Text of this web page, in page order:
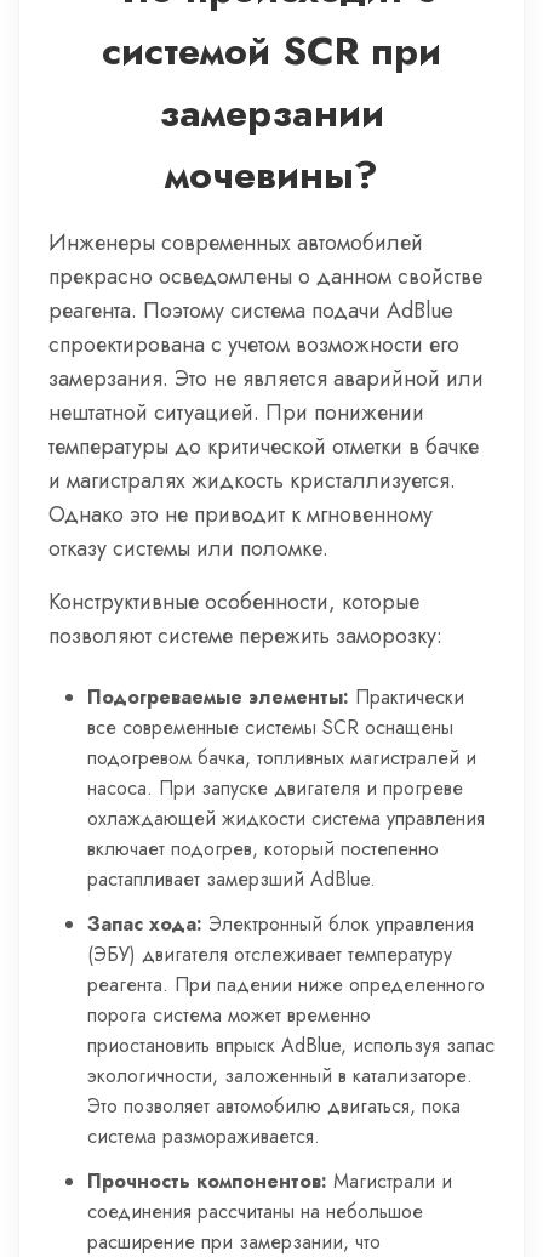
системой SCR при
замерзании
мочевины?
Инженеры современных автомобилей
прекрасно осведомлены о данном свойстве
реагента. Поэтому система подачи AdBlue
спроектирована с учетом возможности его
замерзания. Это не является аварийной или
нештатной ситуацией. При понижении
температуры до критической отметки в бачке
и магистралях жидкость кристаллизуется.
Однако это не приводит к мгновенному
отказу системы или поломке.
Конструктивные особенности, которые
позволяют системе пережить заморозку:
Подогреваемые элементы: Практически
все современные системы SCR оснащены
подогревом бачка, топливных магистралей и
насоса. При запуске двигателя и прогреве
охлаждающей жидкости система управления
включает подогрев, который постепенно
растапливает замерзший AdBlue.
Запас хода: Электронный блок управления
(ЭБУ) двигателя отслеживает температуру
реагента. При падении ниже определенного
порога система может временно
приостановить впрыск AdBlue, используя запас
экологичности, заложенный в катализаторе.
Это позволяет автомобилю двигаться, пока
система размораживается.
Прочность компонентов: Магистрали и
соединения рассчитаны на небольшое
расширение при замерзании, что